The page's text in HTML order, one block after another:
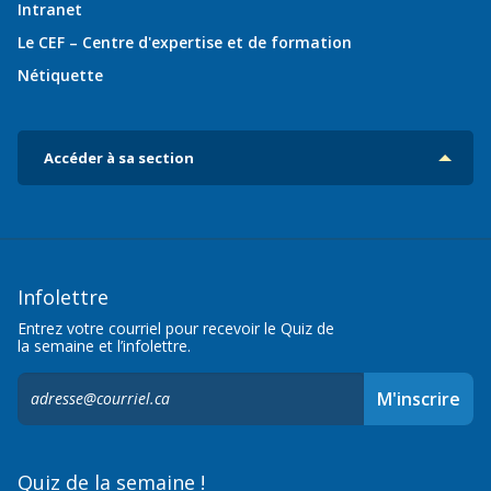
Intranet
Le CEF – Centre d'expertise et de formation
Nétiquette
Accéder à sa section
Infolettre
Entrez votre courriel pour recevoir le Quiz de
la semaine et l’infolettre.
M'inscrire
Quiz de la semaine !